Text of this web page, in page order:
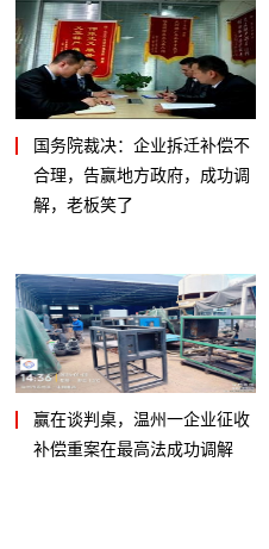
国务院裁决：企业拆迁补偿不
合理，告赢地方政府，成功调
解，老板笑了
赢在谈判桌，温州一企业征收
补偿重案在最高法成功调解